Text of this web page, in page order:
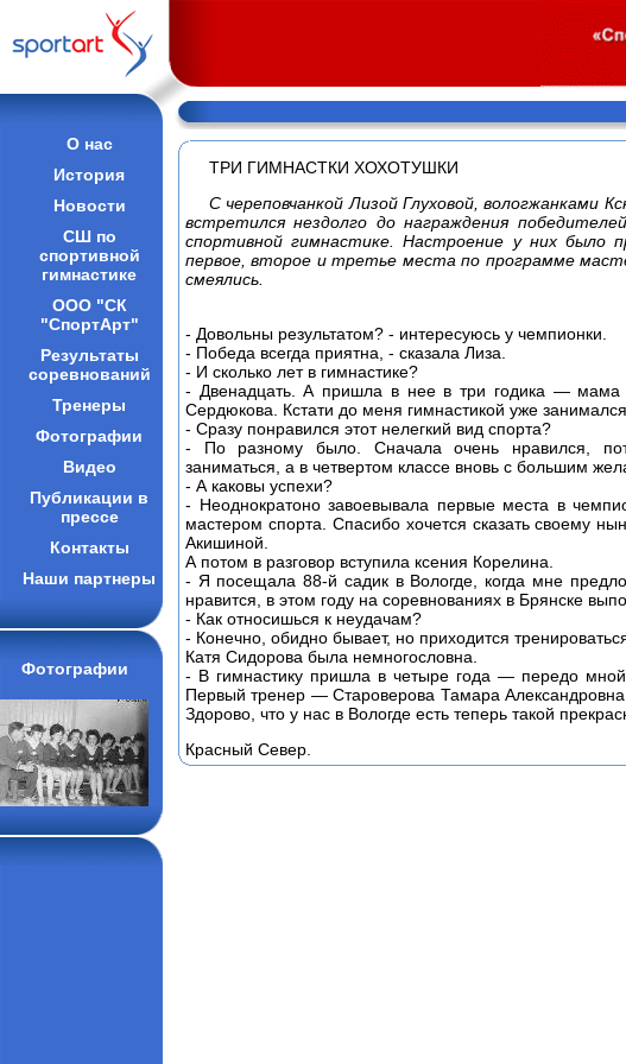
О нас
История
Новости
СШ по
спортивной
гимнастике
ООО "СК
"СпортАрт"
Результаты
соревнований
Тренеры
Фотографии
Видео
Публикации в
прессе
Контакты
Наши партнеры
Фотографии
ТРИ ГИМНАСТКИ ХОХОТУШКИ
С череповчанкой Лизой Глуховой, вологжанками
встретился нездолго до награждения
спортивной гимнастике. Настроение у них было
первое, второе и третье места по программе
смеялись.
- Довольны результатом? - интересуюсь у чемпионки.
- Победа всегда приятна, - сказала Лиза.
- И сколько лет в гимнастике?
- Двенадцать. А пришла в нее в три годика —
Сердюкова. Кстати до меня гимнастикой уже
- Сразу понравился этот нелегкий вид спорта?
- По разному было. Сначала очень нравился,
заниматься, а в четвертом классе вновь с большим
- А каковы успехи?
- Неоднократоно завоевывала первые места в
мастером спорта. Спасибо хочется сказать своему
Акишиной.
А потом в разговор вступила ксения Корелина.
- Я посещала 88-й садик в Вологде, когда мне
нравится, в этом году на соревнованиях в Брянске
- Как относишься к неудачам?
- Конечно, обидно бывает, но приходится
Катя Сидорова была немногословна.
- В гимнастику пришла в четыре года — передо
Первый тренер — Староверова Тамара
Здорово, что у нас в Вологде есть теперь такой
Красный Север.